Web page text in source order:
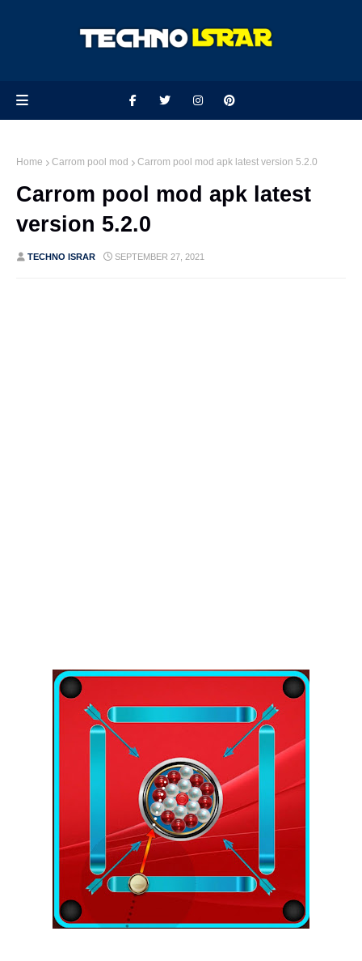
Home Carrom pool mod Carrom pool mod apk latest version 5.2.0
Carrom pool mod apk latest
version 5.2.0
TECHNO ISRAR SEPTEMBER 27, 2021